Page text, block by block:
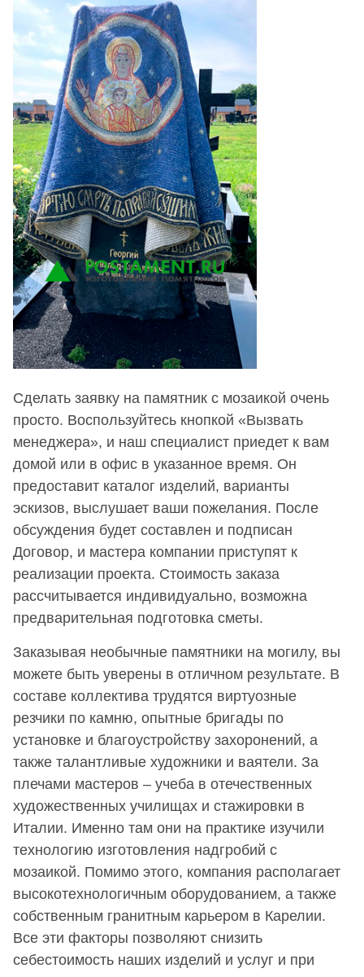
Сделать заявку на памятник с мозаикой очень
просто. Воспользуйтесь кнопкой «Вызвать
менеджера», и наш специалист приедет к вам
домой или в офис в указанное время. Он
предоставит каталог изделий, варианты
эскизов, выслушает ваши пожелания. После
обсуждения будет составлен и подписан
Договор, и мастера компании приступят к
реализации проекта. Стоимость заказа
рассчитывается индивидуально, возможна
предварительная подготовка сметы.
Заказывая необычные памятники на могилу, вы
можете быть уверены в отличном результате. В
составе коллектива трудятся виртуозные
резчики по камню, опытные бригады по
установке и благоустройству захоронений, а
также талантливые художники и ваятели. За
плечами мастеров – учеба в отечественных
художественных училищах и стажировки в
Италии. Именно там они на практике изучили
технологию изготовления надгробий с
мозаикой. Помимо этого, компания располагает
высокотехнологичным оборудованием, а также
собственным гранитным карьером в Карелии.
Все эти факторы позволяют снизить
себестоимость наших изделий и услуг и при